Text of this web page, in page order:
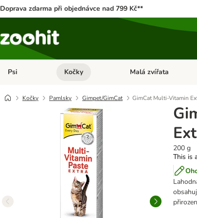
Doprava zdarma při objednávce nad 799 Kč**
Psi Otevřít menu: Psi
Kočky Otevřít menu: Kočky
Malá zvířata
Kočky Pamlsky Gimpet/GimCat GimCat Multi-Vitamin
200 g
This is